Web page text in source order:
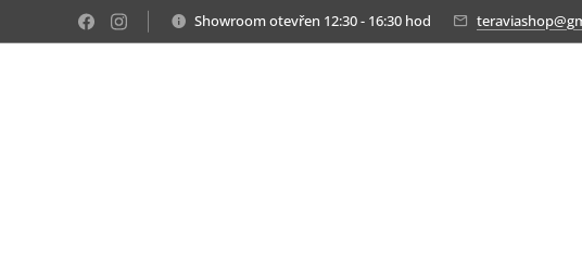
Showroom otevřen 12:30 - 16:30 hod